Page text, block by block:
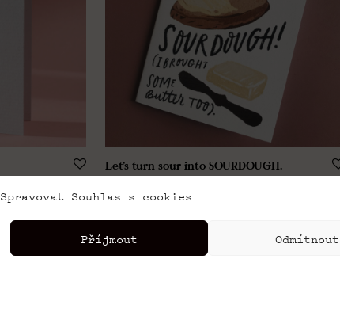
Spravovat Souhlas s cookies
Příjmout Odmítnout
Let’s turn sour into SOURDOUGH.
89,00Kč